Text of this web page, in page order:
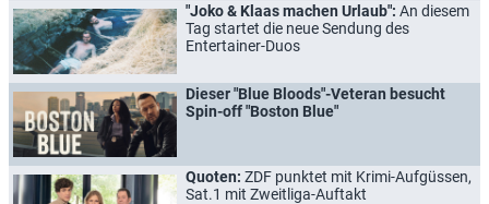
"Joko & Klaas machen Urlaub": An diesem
Tag startet die neue Sendung des
Entertainer-Duos
Dieser "Blue Bloods"-Veteran besucht
Spin-off "Boston Blue"
Quoten: ZDF punktet mit Krimi-Aufgüssen,
Sat.1 mit Zweitliga-Auftakt